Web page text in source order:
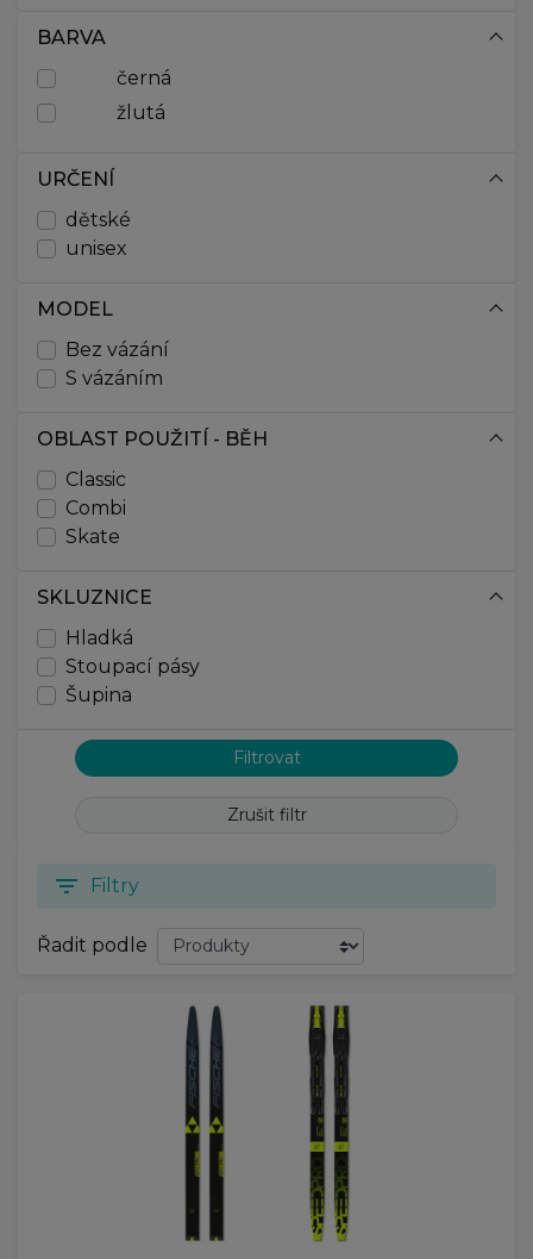
146
152
156
157
160
162
166
167
172
176
177
181
187
BARVA
černá
žlutá
URČENÍ
dětské
unisex
MODEL
Bez vázání
S vázáním
OBLAST POUŽITÍ - BĚH
Classic
Combi
Skate
SKLUZNICE
Hladká
Stoupací pásy
Šupina
Zrušit filtr
filter_list Filtry
Řadit podle